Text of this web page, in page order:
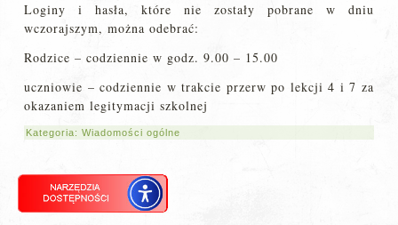
Loginy i hasła, które nie zostały pobrane w dniu
wczorajszym, można odebrać:
Rodzice – codziennie w godz. 9.00 – 15.00
uczniowie – codziennie w trakcie przerw po lekcji 4 i 7 za
okazaniem legitymacji szkolnej
Kategoria:Wiadomości ogólne